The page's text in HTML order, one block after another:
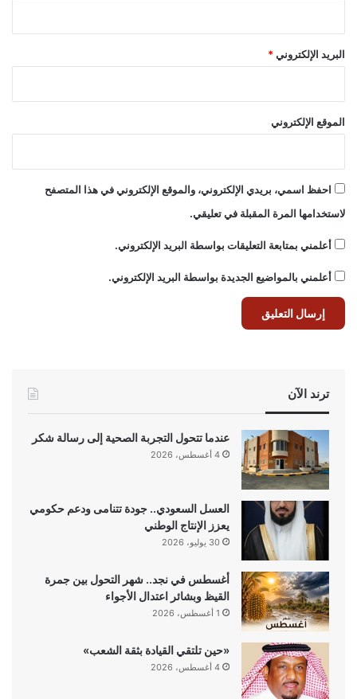
البريد الإلكتروني*
الموقع الإلكتروني
احفظ اسمي، بريدي الإلكتروني، والموقع الإلكتروني في هذا المتصفح
لاستخدامها المرة المقبلة في تعليقي.
أعلمني بمتابعة التعليقات بواسطة البريد الإلكتروني.
أعلمني بالمواضيع الجديدة بواسطة البريد الإلكتروني.
ترند الآن
عندما تتحول التجربة الصحية إلى رسالة شكر
4 أغسطس، 2026
العسل السعودي.. جودة تتنامى ودعم حكومي
يعزز الإنتاج الوطني
30 يوليو، 2026
أغسطس في نجد.. شهر التحول بين جمرة
القيظ وبشائر اعتدال الأجواء
1 أغسطس، 2026
«حين تلتقي القيادة بثقة الشعب»
4 أغسطس، 2026